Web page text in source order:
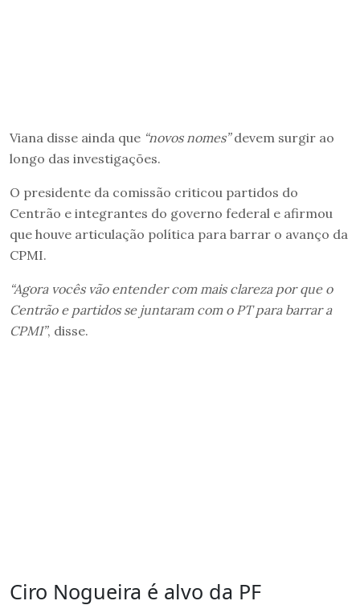
Viana disse ainda que “novos nomes”devem surgir ao
longo das investigações.
O presidente da comissão criticou partidos do
Centrão e integrantes do governo federal e afirmou
que houve articulação política para barrar o avanço da
CPMI.
“Agora vocês vão entender com mais clareza por que o
Centrão e partidos se juntaram com o PT para barrar a
CPMI”, disse.
Ciro Nogueira é alvo da PF